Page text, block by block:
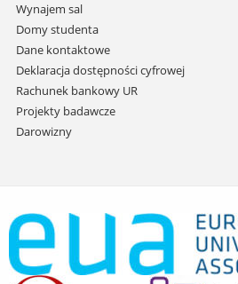
Wynajem sal
Domy studenta
Dane kontaktowe
Deklaracja dostępności cyfrowej
Rachunek bankowy UR
Projekty badawcze
Darowizny